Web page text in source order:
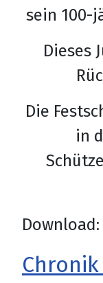
sein 100-
Dieses
Die
in
Download:
Chronik